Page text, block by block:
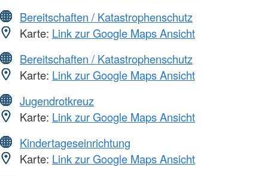
Bereitschaften / Katastrophenschutz
Karte: Link zur Google Maps Ansicht
Bereitschaften / Katastrophenschutz
Karte: Link zur Google Maps Ansicht
Jugendrotkreuz
Karte: Link zur Google Maps Ansicht
Kindertageseinrichtung
Karte: Link zur Google Maps Ansicht